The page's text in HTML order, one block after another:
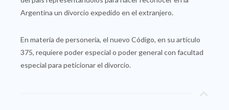
Argentina un divorcio expedido en el extranjero.
En materia de personería, el nuevo Código, en su artículo
375, requiere poder especial o poder general con facultad
especial para peticionar el divorcio.